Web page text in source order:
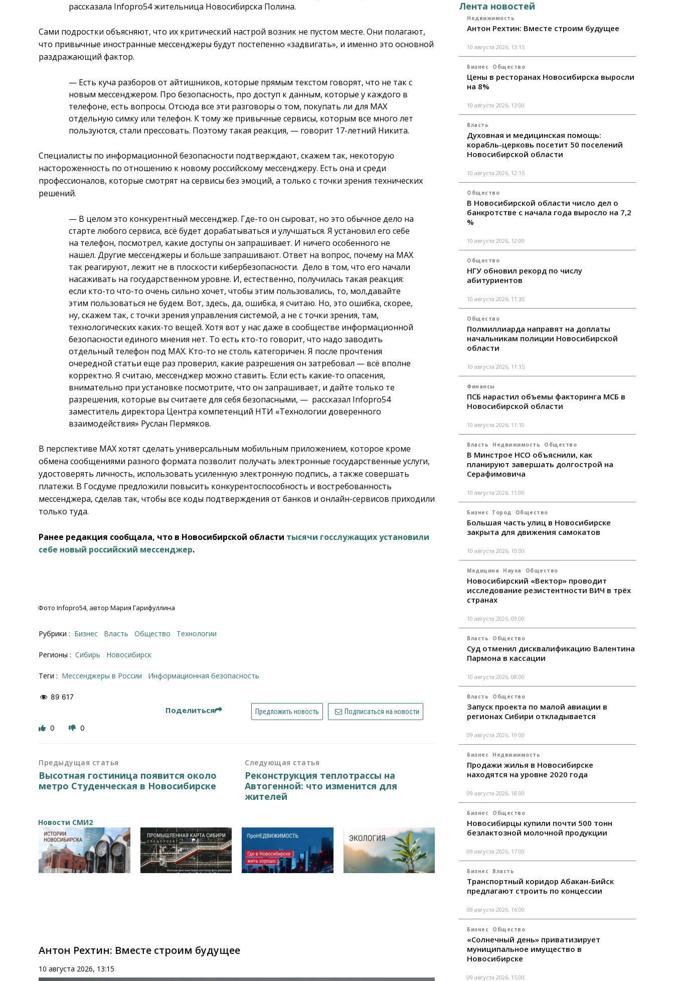
рассказала Infopro54 жительница Новосибирска Полина.
Сами подростки объясняют, что их критический настрой возник не пустом месте. Они полагают,
что привычные иностранные мессенджеры будут постепенно «задвигать», и именно это основной
раздражающий фактор.
— Есть куча разборов от айтишников, которые прямым текстом говорят, что не так с
новым мессенджером. Про безопасность, про доступ к данным, которые у каждого в
телефоне, есть вопросы. Отсюда все эти разговоры о том, покупать ли для MAX
отдельную симку или телефон. К тому же привычные сервисы, которым все много лет
пользуются, стали прессовать. Поэтому такая реакция, — говорит 17-летний Никита.
Специалисты по информационной безопасности подтверждают, скажем так, некоторую
настороженность по отношению к новому российскому мессенджеру. Есть она и среди
профессионалов, которые смотрят на сервисы без эмоций, а только с точки зрения технических
решений.
— В целом это конкурентный мессенджер. Где-то он сыроват, но это обычное дело на
старте любого сервиса, всё будет дорабатываться и улучшаться. Я установил его себе
на телефон, посмотрел, какие доступы он запрашивает. И ничего особенного не
нашел. Другие мессенджеры и больше запрашивают. Ответ на вопрос, почему на MAX
так реагируют, лежит не в плоскости кибербезопасности. Дело в том, что его начали
насаживать на государственном уровне. И, естественно, получилась такая реакция:
если кто-то что-то очень сильно хочет, чтобы этим пользовались, то, мол,давайте
этим пользоваться не будем. Вот, здесь, да, ошибка, я считаю. Но, это ошибка, скорее,
ну, скажем так, с точки зрения управления системой, а не с точки зрения, там,
технологических каких-то вещей. Хотя вот у нас даже в сообществе информационной
безопасности единого мнения нет. То есть кто-то говорит, что надо заводить
отдельный телефон под MAX. Кто-то не столь категоричен. Я после прочтения
очередной статьи еще раз проверил, какие разрешения он затребовал — всё вполне
корректно. Я считаю, мессенджер можно ставить. Если есть какие-то опасения,
внимательно при установке посмотрите, что он запрашивает, и дайте только те
разрешения, которые вы считаете для себя безопасными, — рассказал Infopro54
заместитель директора Центра компетенций НТИ «Технологии доверенного
взаимодействия» Руслан Пермяков.
В перспективе MAX хотят сделать универсальным мобильным приложением, которое кроме
обмена сообщениями разного формата позволит получать электронные государственные услуги,
удостоверять личность, использовать усиленную электронную подпись, а также совершать
платежи. В Госдуме предложили повысить конкурентоспособность и востребованность
мессенджера, сделав так, чтобы все коды подтверждения от банков и онлайн-сервисов приходили
только туда.
Ранее редакция сообщала, что в Новосибирской области тысячи госслужащих установили
себе новый российский мессенджер.
Фото Infopro54, автор Мария Гарифуллина
Рубрики : Бизнес Власть Общество Технологии
Регионы : Сибирь Новосибирск
Теги : мессенджеры в России информационная безопасность
89 617
Поделиться Предложить новость Подписаться на новости
0 0
Предыдущая статья
Высотная гостиница появится около
метро Студенческая в Новосибирске
Следующая статья
Реконструкция теплотрассы на
Автогенной: что изменится для
жителей
Новости СМИ2
Антон Рехтин: Вместе строим будущее
10 августа 2026, 13:15
Лента новостей
Недвижимость
Антон Рехтин: Вместе строим будущее
10 августа 2026, 13:15
Бизнес Общество
Цены в ресторанах Новосибирска выросли
на 8%
10 августа 2026, 13:00
Власть
Духовная и медицинская помощь:
корабль-церковь посетит 50 поселений
Новосибирской области
10 августа 2026, 12:15
Общество
В Новосибирской области число дел о
банкротстве с начала года выросло на 7,2
%
10 августа 2026, 12:00
Общество
НГУ обновил рекорд по числу
абитуриентов
10 августа 2026, 11:30
Общество
Полмиллиарда направят на доплаты
начальникам полиции Новосибирской
области
10 августа 2026, 11:15
Финансы
ПСБ нарастил объемы факторинга МСБ в
Новосибирской области
10 августа 2026, 11:10
Власть Недвижимость Общество
В Минстрое НСО объяснили, как
планируют завершать долгострой на
Серафимовича
10 августа 2026, 11:00
Бизнес Город Общество
Большая часть улиц в Новосибирске
закрыта для движения самокатов
10 августа 2026, 10:00
Медицина Наука Общество
Новосибирский «Вектор» проводит
исследование резистентности ВИЧ в трёх
странах
10 августа 2026, 09:00
Власть Общество
Суд отменил дисквалификацию Валентина
Пармона в кассации
10 августа 2026, 08:00
Власть Общество
Запуск проекта по малой авиации в
регионах Сибири откладывается
09 августа 2026, 19:00
Бизнес Недвижимость
Продажи жилья в Новосибирске
находятся на уровне 2020 года
09 августа 2026, 18:00
Бизнес Общество
Новосибирцы купили почти 500 тонн
безлактозной молочной продукции
09 августа 2026, 17:00
Бизнес Власть
Транспортный коридор Абакан-Бийск
предлагают строить по концессии
09 августа 2026, 16:00
Бизнес Общество
«Солнечный день» приватизирует
муниципальное имущество в
Новосибирске
09 августа 2026, 15:00